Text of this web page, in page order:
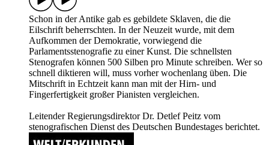
Schon in der Antike gab es gebildete Sklaven, die die
Eilschrift beherrschten. In der Neuzeit wurde, mit dem
Aufkommen der Demokratie, vorwiegend die
Parlamentsstenografie zu einer Kunst. Die schnellsten
Stenografen können 500 Silben pro Minute schreiben. Wer so
schnell diktieren will, muss vorher wochenlang üben. Die
Mitschrift in Echtzeit kann man mit der Hirn- und
Fingerfertigkeit großer Pianisten vergleichen.
Leitender Regierungsdirektor Dr. Detlef Peitz vom
stenografischen Dienst des Deutschen Bundestages berichtet.